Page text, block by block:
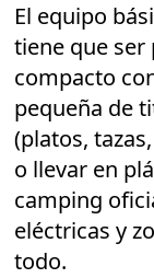
El equipo
tiene que ser
compacto
pequeña de
(platos,
o llevar en
camping
eléctricas y
todo.